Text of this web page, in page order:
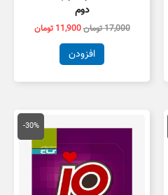
دوم
17,000تومان11,900 تومان
افزودن
-30%
اصلی
18,000 تومان
بود.
قیمت
فعلی
است.